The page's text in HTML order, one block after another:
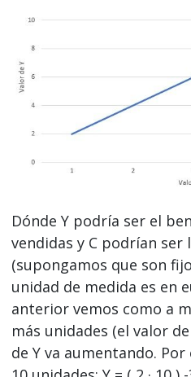
Dónde Y podría ser el
vendidas y C podrían ser
(supongamos que son
unidad de medida es en
anterior vemos como a
más unidades (el valor
de Y va aumentando.